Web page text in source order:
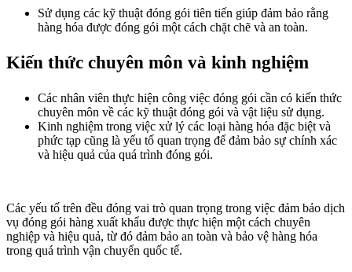
Sử dụng các kỹ thuật đóng gói tiên tiến giúp đảm bảo rằng
hàng hóa được đóng gói một cách chặt chẽ và an toàn.
Kiến thức chuyên môn và kinh nghiệm
Các nhân viên thực hiện công việc đóng gói cần có kiến thức
chuyên môn về các kỹ thuật đóng gói và vật liệu sử dụng.
Kinh nghiệm trong việc xử lý các loại hàng hóa đặc biệt và
phức tạp cũng là yếu tố quan trọng để đảm bảo sự chính xác
và hiệu quả của quá trình đóng gói.
Các yếu tố trên đều đóng vai trò quan trọng trong việc đảm bảo dịch
vụ đóng gói hàng xuất khẩu được thực hiện một cách chuyên
nghiệp và hiệu quả, từ đó đảm bảo an toàn và bảo vệ hàng hóa
trong quá trình vận chuyển quốc tế.